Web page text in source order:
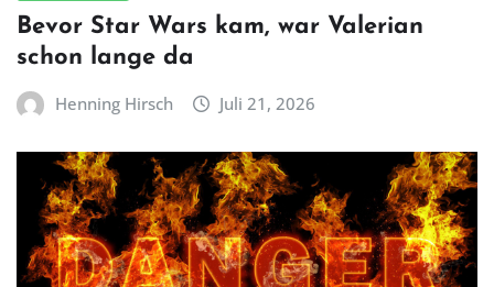
Bevor Star Wars kam, war Valerian
schon lange da
Henning Hirsch Juli 21, 2026